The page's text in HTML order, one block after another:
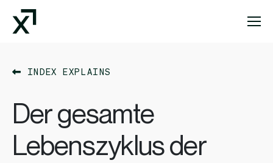
Index Exchange Home page
INDEX EXPLAINS
Der gesamte
Lebenszyklus der